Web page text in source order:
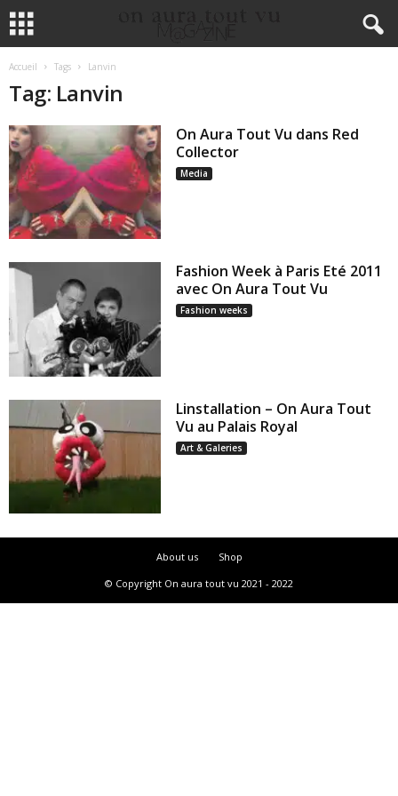
Accueil Tags Lanvin
Tag: Lanvin
On Aura Tout Vu dans Red
Collector
Media
Fashion Week à Paris Eté 2011
avec On Aura Tout Vu
Fashion weeks
Linstallation – On Aura Tout
Vu au Palais Royal
Art & Galeries
About us
Shop
© Copyright On aura tout vu 2021 - 2022